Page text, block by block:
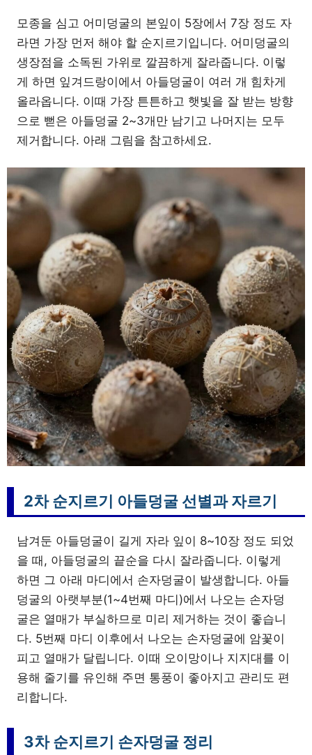
모종을 심고 어미덩굴의 본잎이 5장에서 7장 정도 자
라면 가장 먼저 해야 할 순지르기입니다. 어미덩굴의
생장점을 소독된 가위로 깔끔하게 잘라줍니다. 이렇
게 하면 잎겨드랑이에서 아들덩굴이 여러 개 힘차게
올라옵니다. 이때 가장 튼튼하고 햇빛을 잘 받는 방향
으로 뻗은 아들덩굴 2~3개만 남기고 나머지는 모두
제거합니다. 아래 그림을 참고하세요.
2차 순지르기 아들덩굴 선별과 자르기
남겨둔 아들덩굴이 길게 자라 잎이 8~10장 정도 되었
을 때, 아들덩굴의 끝순을 다시 잘라줍니다. 이렇게
하면 그 아래 마디에서 손자덩굴이 발생합니다. 아들
덩굴의 아랫부분(1~4번째 마디)에서 나오는 손자덩
굴은 열매가 부실하므로 미리 제거하는 것이 좋습니
다. 5번째 마디 이후에서 나오는 손자덩굴에 암꽃이
피고 열매가 달립니다. 이때 오이망이나 지지대를 이
용해 줄기를 유인해 주면 통풍이 좋아지고 관리도 편
리합니다.
3차 순지르기 손자덩굴 정리